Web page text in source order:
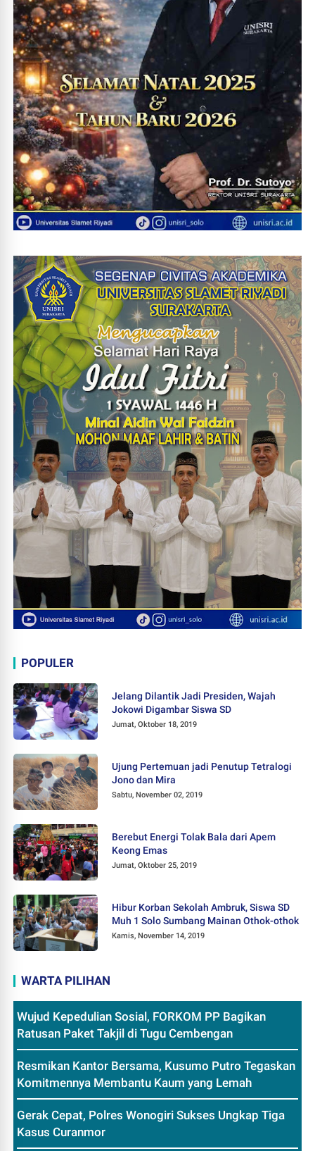
POPULER
Jelang Dilantik Jadi Presiden, Wajah
Jokowi Digambar Siswa SD
Jumat, Oktober 18, 2019
Ujung Pertemuan jadi Penutup Tetralogi
Jono dan Mira
Sabtu, November 02, 2019
Berebut Energi Tolak Bala dari Apem
Keong Emas
Jumat, Oktober 25, 2019
Hibur Korban Sekolah Ambruk, Siswa SD
Muh 1 Solo Sumbang Mainan Othok-othok
Kamis, November 14, 2019
WARTA PILIHAN
Wujud Kepedulian Sosial, FORKOM PP Bagikan
Ratusan Paket Takjil di Tugu Cembengan
Resmikan Kantor Bersama, Kusumo Putro Tegaskan
Komitmennya Membantu Kaum yang Lemah
Gerak Cepat, Polres Wonogiri Sukses Ungkap Tiga
Kasus Curanmor